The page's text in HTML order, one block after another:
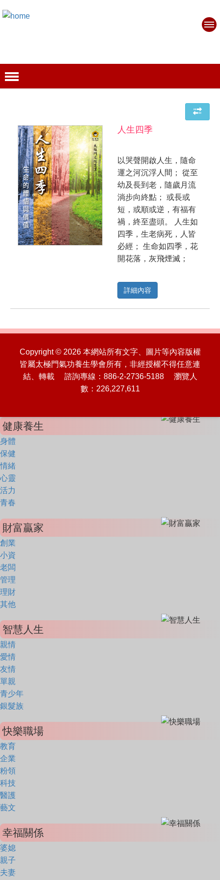
人生四季
以哭聲開啟人生，隨命
運之河沉浮人間； 從至
幼及長到老，隨歲月流
淌步向終點； 或長或
短，或順或逆，有福有
禍，終至盡頭。 人生如
四季，生老病死，人皆
必經； 生命如四季，花
開花落，灰飛煙滅；
詳細內容
Copyright © 2026 本網站所有文字、圖片等內容版權
皆屬太極門氣功養生學會所有，非經授權不得任意連
結、轉載 諮詢專線：886-2-2736-5188 瀏覽人
數：226,227,611
健康養生
身體
保健
情緒
心靈
活力
青春
財富贏家
創業
小資
老闆
管理
理財
其他
智慧人生
親情
愛情
友情
單親
青少年
銀髮族
快樂職場
教育
企業
粉領
科技
醫護
藝文
幸福關係
婆媳
親子
夫妻